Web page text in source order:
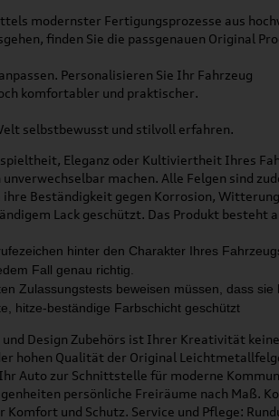
modernster Fertigungsprozesse aus
finden Sie die passgenauen Original
Personalisieren Sie Ihr Fahrzeug
komfortabler und praktischer.
selbstbewusst und stilvoll erfahren.
Eleganz oder Kultiviertheit Ihres
machen. Alle Felgen sind
Beständigkeit gegen Korrosion,
Lack geschützt. Das Produkt besteht
hinter den Charakter Ihres
Fall genau richtig.
Zulassungstests beweisen müssen, dass sie
hitze- beständige Farbschicht geschützt
Design Zubehörs ist Ihrer Kreativität
hohen Qualität der Original
Auto zur Schnittstelle für moderne
persönliche Freiräume nach Maß.
und Schutz. Service und Pflege: